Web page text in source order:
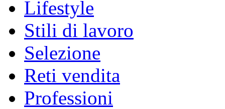
Lifestyle
Stili di lavoro
Selezione
Reti vendita
Professioni